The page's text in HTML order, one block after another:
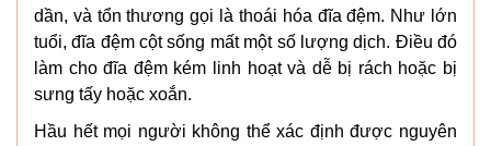
dần, và tổn thương gọi là thoái hóa đĩa đệm. Như lớn
tuổi, đĩa đệm cột sống mất một số lượng dịch. Điều đó
làm cho đĩa đệm kém linh hoạt và dễ bị rách hoặc bị
sưng tấy hoặc xoắn.
Hầu hết mọi người không thể xác định được nguyên